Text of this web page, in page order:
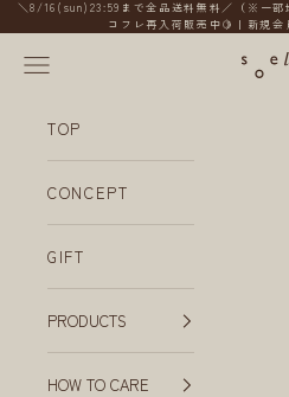
コンテンツへスキップ
＼8/16(sun)23:59まで全品送料無料／（※一部
コフレ再入荷販売中🍋｜新規
soel
メニューを開く
TOP
CONCEPT
GIFT
PRODUCTS
HOW TO CARE